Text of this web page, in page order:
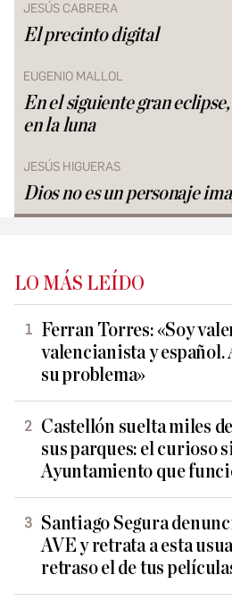
JESÚS CABRERA
El precinto digital
EUGENIO MALLOL
En el siguiente gran
en la luna
JESÚS HIGUERAS
Dios no es un personaje
LO MÁS LEÍDO
Ferran Torres: «Soy
valencianista y español.
su problema»
Castellón suelta miles
sus parques: el curioso
Ayuntamiento que
Santiago Segura
AVE y retrata a esta
retraso el de tus